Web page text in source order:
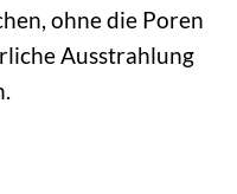
ohne die Poren
Ausstrahlung